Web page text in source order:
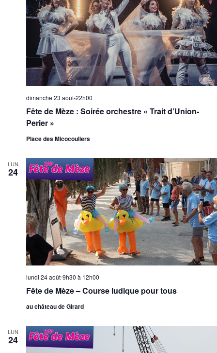
Fête de Mèze : Soirée orchestre « Trait d’Union-
Perier »
dimanche 23 août-22h00
Place des Micocouliers
LUN
24
Fête de Mèze – Course ludique pour tous
lundi 24 août-9h30 à 12h00
au château de Girard
LUN
24